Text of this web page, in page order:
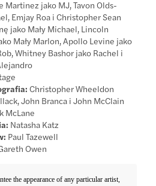
Martinez jako MJ, Tavon Olds-
Emjay Roa i Christopher Sean
jako Mały Michael, Lincoln
Mały Marlon, Apollo Levine jako
Whitney Bashor jako Rachel i
Christopher Wheeldon
John Branca i John McClain
McLane
Natasha Katz
Paul Tazewell
Owen
the appearance of any particular artist,